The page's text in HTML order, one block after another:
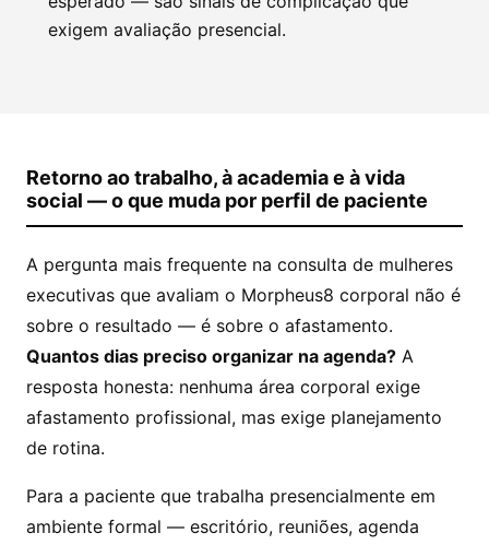
exigem avaliação presencial.
Retorno ao trabalho, à academia e à vida
social — o que muda por perfil de paciente
A pergunta mais frequente na consulta de mulheres
executivas que avaliam o Morpheus8 corporal não é
sobre o resultado — é sobre o afastamento.
Quantos dias preciso organizar na agenda? A
resposta honesta: nenhuma área corporal exige
afastamento profissional, mas exige planejamento
de rotina.
Para a paciente que trabalha presencialmente em
ambiente formal — escritório, reuniões, agenda